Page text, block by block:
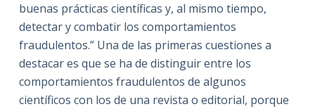
buenas prácticas científicas y, al mismo tiempo,
detectar y combatir los comportamientos
fraudulentos.” Una de las primeras cuestiones a
destacar es que se ha de distinguir entre los
comportamientos fraudulentos de algunos
científicos con los de una revista o editorial, porque